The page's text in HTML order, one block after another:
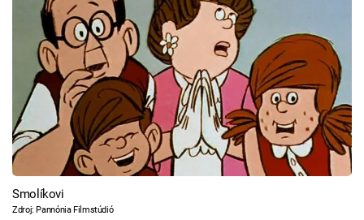
Smolíkovi
Zdroj: Pannónia Filmstúdió